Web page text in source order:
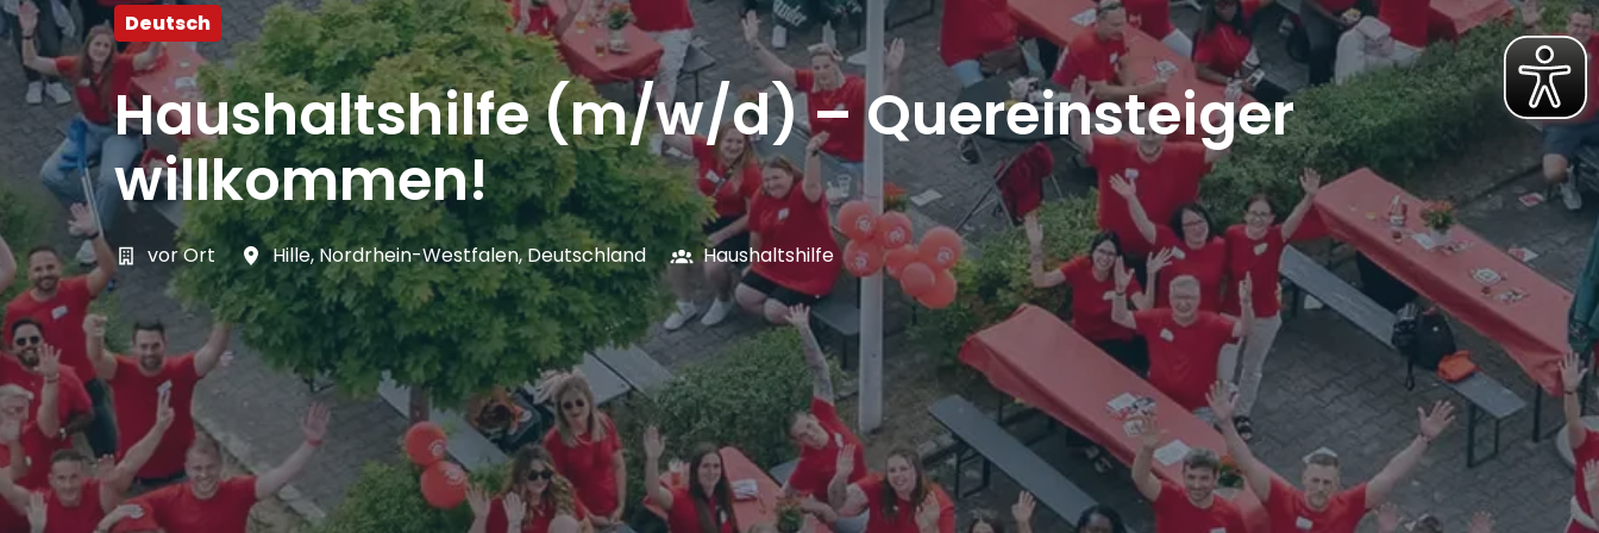
Deutsch
Haushaltshilfe (m/w/d) – Quereinsteiger
willkommen!
vor Ort Hille, Nordrhein-Westfalen,Deutschland Haushaltshilfe